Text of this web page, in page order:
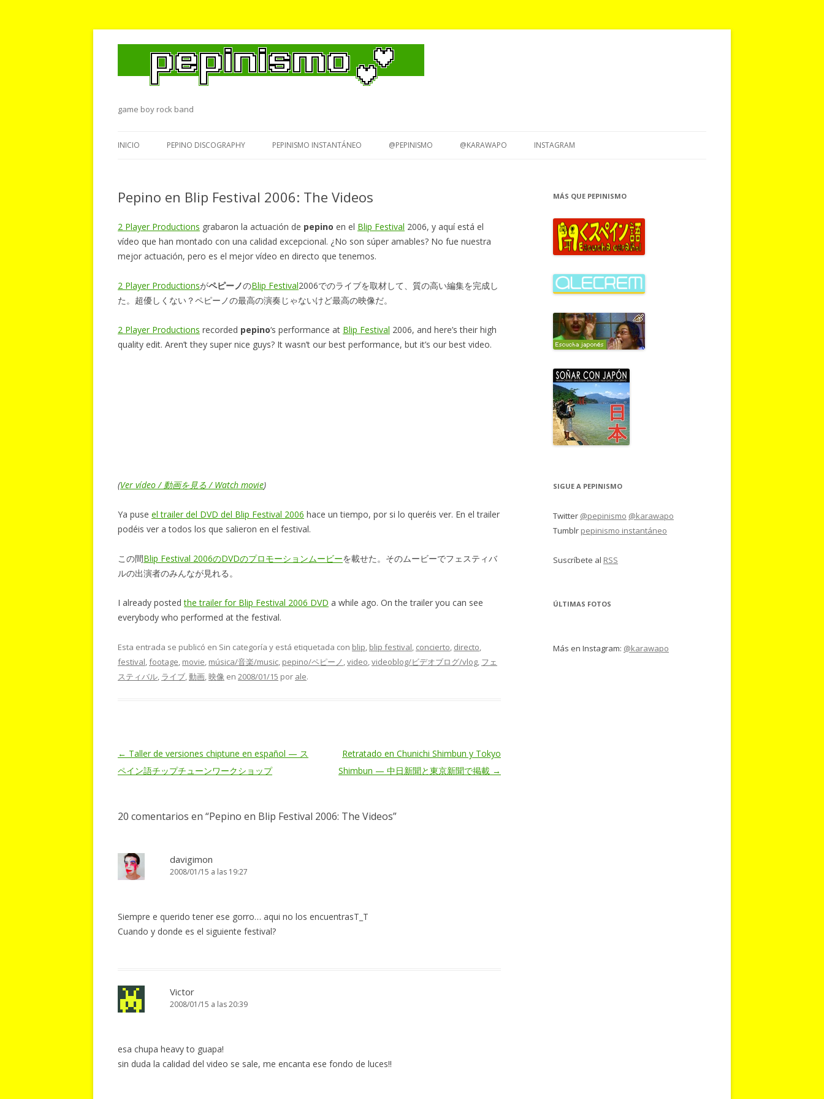
game boy rock band
al
INICIO PEPINO DISCOGRAPHY PEPINISMO INSTANTÁNEO @PEPINISMO @KARAWAPO INSTAGRAM
Pepino en Blip Festival 2006: The Videos
2 Player Productions grabaron la actuación de pepino en el Blip Festival 2006, y aquí está el
vídeo que han montado con una calidad excepcional. ¿No son súper amables? No fue nuestra
mejor actuación, pero es el mejor vídeo en directo que tenemos.
2 Player ProductionsがペピーノのBlip Festival2006でのライブを取材して、質の高い編集を完成し
た。超優しくない？ペピーノの最高の演奏じゃないけど最高の映像だ。
2 Player Productions recorded pepino‘s performance at Blip Festival 2006, and here’s their high
quality edit. Aren’t they super nice guys? It wasn’t our best performance, but it’s our best video.
(Ver vídeo / 動画を見る / Watch movie)
Ya puse el trailer del DVD del Blip Festival 2006 hace un tiempo, por si lo queréis ver. En el trailer
podéis ver a todos los que salieron en el festival.
この間Blip Festival 2006のDVDのプロモーションムービーを載せた。そのムービーでフェスティバ
ルの出演者のみんなが見れる。
I already postedthe trailer for Blip Festival 2006 DVD a while ago. On the trailer you can see
everybody who performed at the festival.
Esta entrada se publicó en Sin categoría y está etiquetada con blip, blip festival, concierto, directo,
festival,footage, movie, música/音楽/music, pepino/ペピーノ,video,videoblog/ビデオブログ/vlog, フェ
スティバル, ライブ,動画,映像 en 2008/01/15 por ale.
Navegación
de
← Taller de versiones chiptune en español — ス
ペイン語チップチューンワークショップ
Retratado en Chunichi Shimbun y Tokyo
Shimbun — 中日新聞と東京新聞で掲載 →
20 comentarios en “Pepino en Blip Festival 2006: The Videos”
davigimon
2008/01/15 a las 19:27
Siempre e querido tener ese gorro… aqui no los encuentrasT_T
Cuando y donde es el siguiente festival?
Victor
2008/01/15 a las 20:39
esa chupa heavy to guapa!
sin duda la calidad del video se sale, me encanta ese fondo de luces!!
MÁS QUE PEPINISMO
SIGUE A PEPINISMO
Twitter @pepinismo @karawapo
Tumblr pepinismo instantáneo
Suscríbete al RSS
ÚLTIMAS FOTOS
Más en Instagram: @karawapo